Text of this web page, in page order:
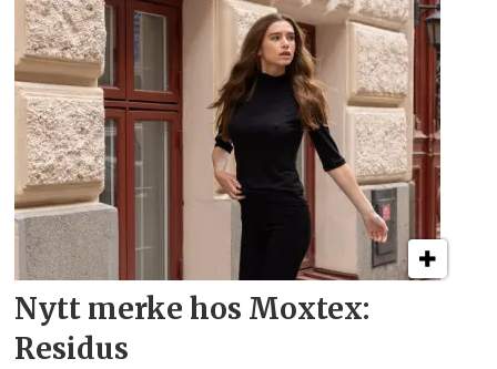
Nytt merke hos Moxtex:
Residus